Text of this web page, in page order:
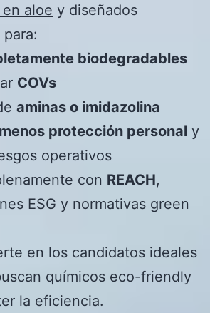
aloe y diseñados
biodegradables
COVs
aminas o imidazolina
menos protección personal y
operativos
con REACH,
ESG y normativas green
en los candidatos ideales
químicos eco-friendly
la eficiencia.